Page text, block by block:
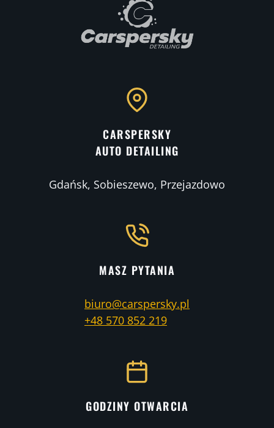
CARSPERSKY
AUTO DETAILING
Gdańsk, Sobieszewo, Przejazdowo
MASZ PYTANIA
biuro@carspersky.pl
+48 570 852 219
GODZINY OTWARCIA